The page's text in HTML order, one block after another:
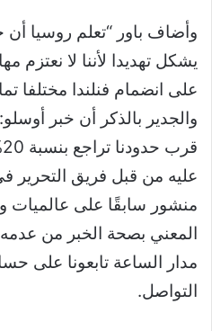
وأضاف باور “تعلم روسيا
يشكل تهديدا لأننا لا نعتزم
على انضمام فنلندا مختلفا
والجدير بالذكر أن خبر
منشور سابقًا على عالميات
المعني بصحة الخبر من عدمه
مدار الساعة تابعونا على
التواصل.